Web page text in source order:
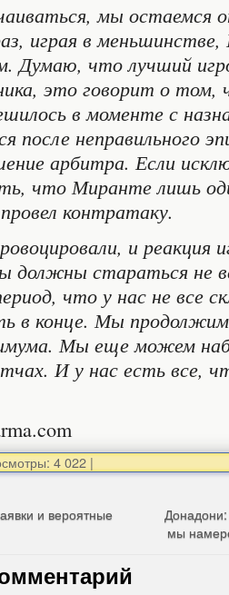
мы остаемся
играя в меньшинстве,
Думаю, что лучший
это говорит о
в моменте с
после неправильного
арбитра. Если
что Миранте лишь
контратаку.
и реакция
должны стараться не
что у нас не все
в конце. Мы
Мы еще можем
И у нас есть все,
4 022 |
и вероятные
мы